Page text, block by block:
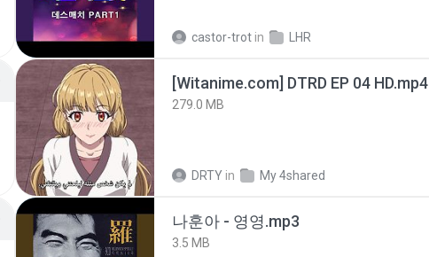
castor-trot in LHR
[Witanime.com] DTRD EP 04 HD.mp4
279.0 MB
DRTY in My 4shared
나훈아 - 영영.mp3
3.5 MB